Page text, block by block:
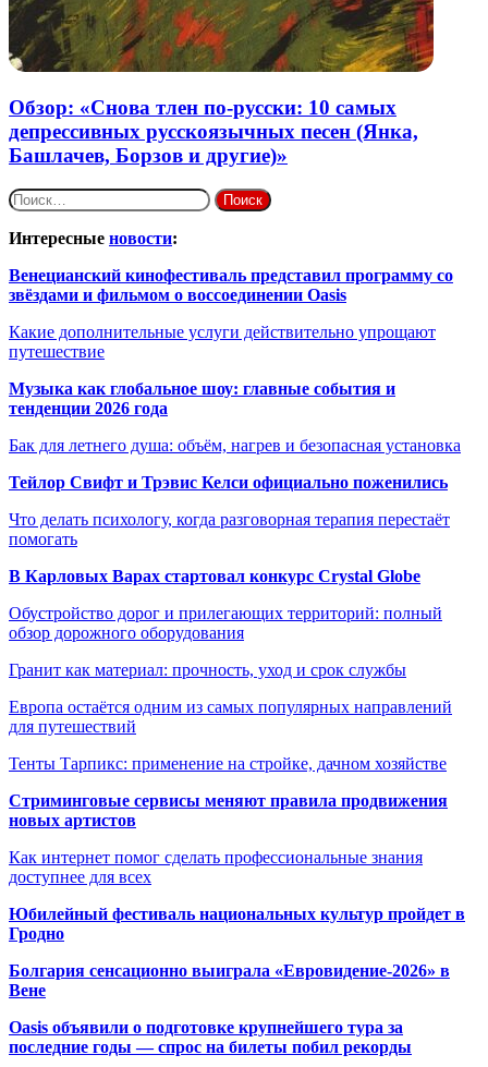
Обзор: «Снова тлен по-русски: 10 самых
депрессивных русскоязычных песен (Янка,
Башлачев, Борзов и другие)»
Найти:
Интересные новости:
Венецианский кинофестиваль представил программу со
звёздами и фильмом о воссоединении Oasis
Какие дополнительные услуги действительно упрощают
путешествие
Музыка как глобальное шоу: главные события и
тенденции 2026 года
Бак для летнего душа: объём, нагрев и безопасная установка
Тейлор Свифт и Трэвис Келси официально поженились
Что делать психологу, когда разговорная терапия перестаёт
помогать
В Карловых Варах стартовал конкурс Crystal Globe
Обустройство дорог и прилегающих территорий: полный
обзор дорожного оборудования
Гранит как материал: прочность, уход и срок службы
Европа остаётся одним из самых популярных направлений
для путешествий
Тенты Тарпикс: применение на стройке, дачном хозяйстве
Стриминговые сервисы меняют правила продвижения
новых артистов
Как интернет помог сделать профессиональные знания
доступнее для всех
Юбилейный фестиваль национальных культур пройдет в
Гродно
Болгария сенсационно выиграла «Евровидение-2026» в
Вене
Oasis объявили о подготовке крупнейшего тура за
последние годы — спрос на билеты побил рекорды